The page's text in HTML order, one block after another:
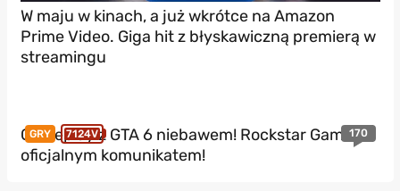
W maju w kinach, a już wkrótce na Amazon
Prime Video. Giga hit z błyskawiczną premierą w
streamingu
GRY 7124V 170
Gameplay z GTA 6 niebawem! Rockstar Games z
oficjalnym komunikatem!